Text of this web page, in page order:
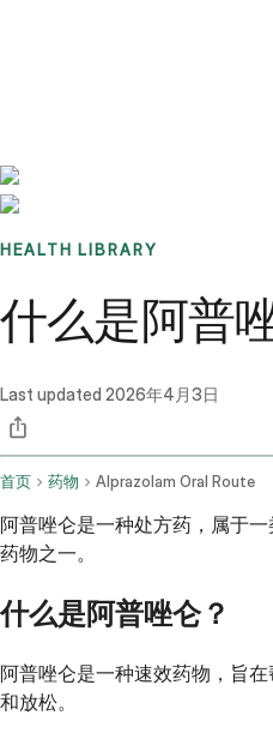
HEALTH LIBRARY
什么是阿普
Last updated 2026年4月3日
首页 药物 Alprazolam Oral Route
阿普唑仑是一种处方药，属于
药物之一。
什么是阿普唑仑？
阿普唑仑是一种速效药物，旨
和放松。